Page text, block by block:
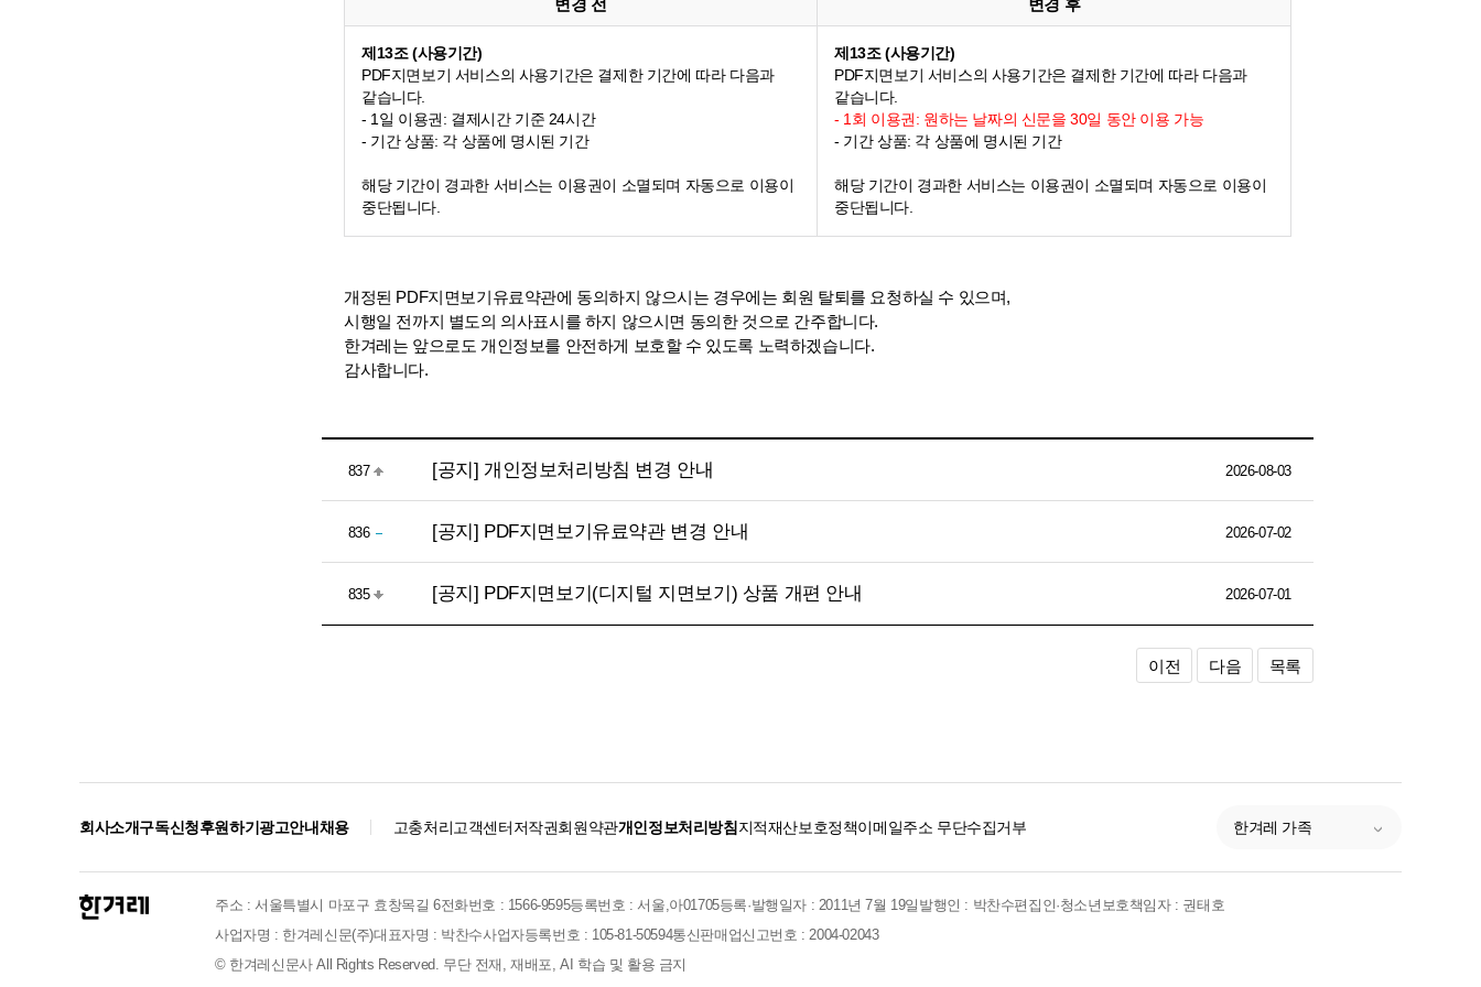
변경 전 변경 후
제13조 (사용기간)
PDF지면보기 서비스의 사용기간은 결제한 기간에 따라 다음과
같습니다.
- 1일 이용권: 결제시간 기준 24시간
- 기간 상품: 각 상품에 명시된 기간
해당 기간이 경과한 서비스는 이용권이 소멸되며 자동으로 이용이
중단됩니다.
제13조 (사용기간)
PDF지면보기 서비스의 사용기간은 결제한 기간에 따라 다음과
같습니다.
- 1회 이용권: 원하는 날짜의 신문을 30일 동안 이용 가능
- 기간 상품: 각 상품에 명시된 기간
해당 기간이 경과한 서비스는 이용권이 소멸되며 자동으로 이용이
중단됩니다.
개정된 PDF지면보기유료약관에 동의하지 않으시는 경우에는 회원 탈퇴를 요청하실 수 있으며,
시행일 전까지 별도의 의사표시를 하지 않으시면 동의한 것으로 간주합니다.
한겨레는 앞으로도 개인정보를 안전하게 보호할 수 있도록 노력하겠습니다.
감사합니다.
837 [공지] 개인정보처리방침 변경 안내 2026-08-03
836 [공지] PDF지면보기유료약관 변경 안내 2026-07-02
835 [공지] PDF지면보기(디지털 지면보기) 상품 개편 안내 2026-07-01
이전 다음 목록
회사소개구독신청후원하기광고안내채용 고충처리고객센터저작권회원약관개인정보처리방침지적재산보호정책이메일주소 무단수집거부 한겨레 가족
주소 : 서울특별시 마포구 효창목길 6전화번호 : 1566-9595등록번호 : 서울,아01705등록·발행일자 : 2011년 7월 19일 발행인 : 박찬수편집인·청소년보호책임자 : 권태호
사업자명 : 한겨레신문(주)대표자명 : 박찬수사업자등록번호 : 105-81-50594통신판매업신고번호 : 2004-02043
© 한겨레신문사 All Rights Reserved. 무단 전재, 재배포, AI 학습 및 활용 금지